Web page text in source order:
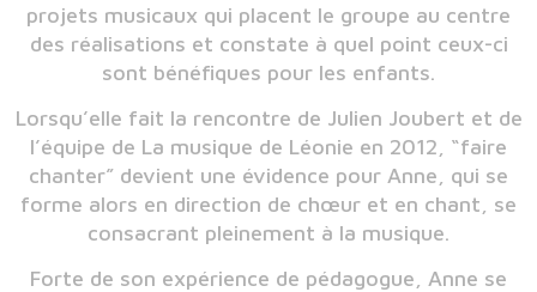
projets musicaux qui placent le groupe au centre
des réalisations et constate à quel point ceux-ci
sont bénéfiques pour les enfants.
Lorsqu’elle fait la rencontre de Julien Joubert et de
l’équipe de La musique de Léonie en 2012, “faire
chanter” devient une évidence pour Anne, qui se
forme alors en direction de chœur et en chant, se
consacrant pleinement à la musique.
Forte de son expérience de pédagogue, Anne se